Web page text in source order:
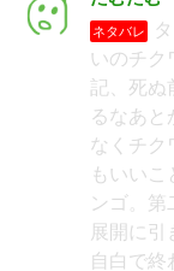
ネタバレ
いのチク
記、死ぬ
るなあと
なくチク
もいい
ンゴ。
展開に
自白で終